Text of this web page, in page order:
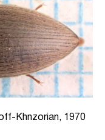
Khnzorian, 1970